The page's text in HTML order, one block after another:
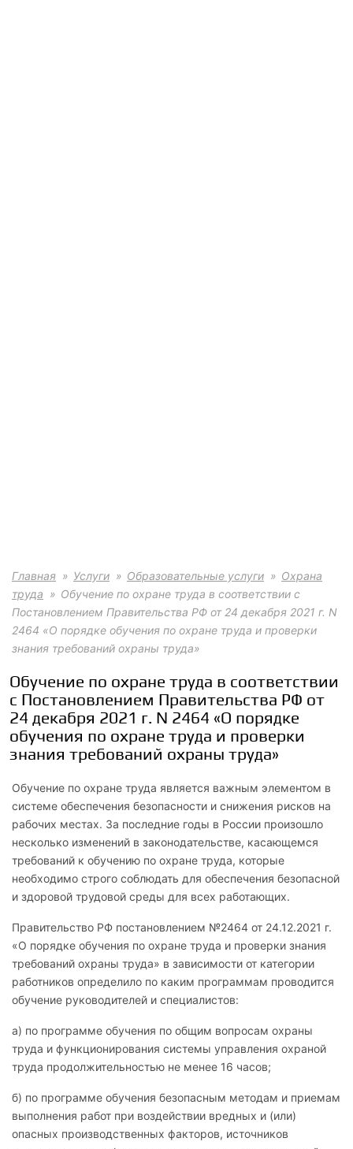
Главная Услуги Образовательные услуги
Охрана
труда
Обучение по охране труда в соответствии с
Постановлением Правительства РФ от 24 декабря 2021 г. N
2464 «О порядке обучения по охране труда и проверки
знания требований охраны труда»
Обучение по охране труда в соответствии
с Постановлением Правительства РФ от
24 декабря 2021 г. N 2464 «О порядке
обучения по охране труда и проверки
знания требований охраны труда»
Обучение по охране труда является важным элементом в
системе обеспечения безопасности и снижения рисков на
рабочих местах. За последние годы в России произошло
несколько изменений в законодательстве, касающемся
требований к обучению по охране труда, которые
необходимо строго соблюдать для обеспечения безопасной
и здоровой трудовой среды для всех работающих.
Правительство РФ постановлением №2464 от 24.12.2021 г.
«О порядке обучения по охране труда и проверки знания
требований охраны труда» в зависимости от категории
работников определило по каким программам проводится
обучение руководителей и специалистов:
а) по программе обучения по общим вопросам охраны
труда и функционирования системы управления охраной
труда продолжительностью не менее 16 часов;
б) по программе обучения безопасным методам и приемам
выполнения работ при воздействии вредных и (или)
опасных производственных факторов, источников